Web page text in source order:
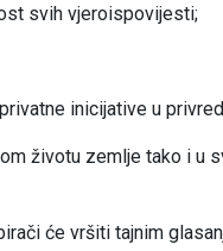
svih vjeroispovijesti;
inicijative u
životu zemlje tako i u
će vršiti tajnim